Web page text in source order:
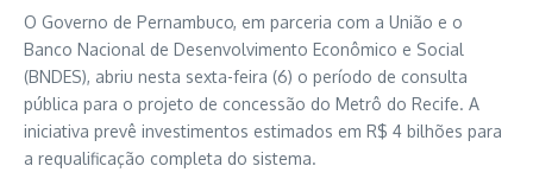
O Governo de Pernambuco, em parceria com a União e o
Banco Nacional de Desenvolvimento Econômico e Social
(BNDES), abriu nesta sexta-feira (6) o período de consulta
pública para o projeto de concessão do Metrô do Recife. A
iniciativa prevê investimentos estimados em R$ 4 bilhões para
a requalificação completa do sistema.